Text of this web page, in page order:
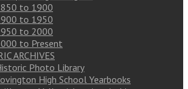
to 1900
to 1950
to 2000
to Present
ARCHIVES
Photo Library
High School Yearbooks